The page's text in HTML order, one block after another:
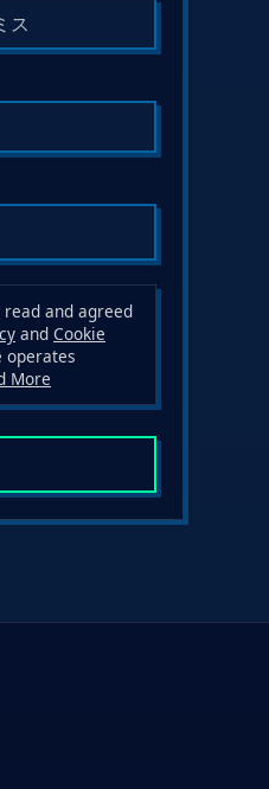
and agreed
and Cookie
operates
More